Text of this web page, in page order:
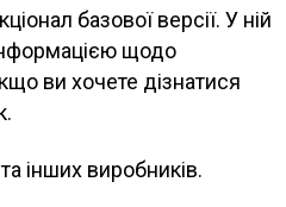
базової версії. У ній
щодо
ви хочете дізнатися
інших виробників.